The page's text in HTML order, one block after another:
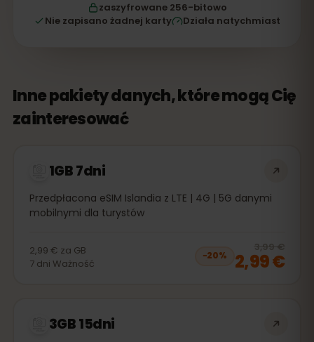
zaszyfrowane 256-bitowo
Nie zapisano żadnej karty
Działa natychmiast
Inne pakiety danych, które mogą Cię
zainteresować
1GB 7dni
Przedpłacona eSIM Islandia z LTE | 4G | 5G danymi
mobilnymi dla turystów
2,99 € za GB
7 dni Ważność
−20%
3,99 €
2,99 €
3GB 15dni